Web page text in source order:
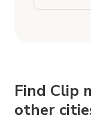
Find Clip
other